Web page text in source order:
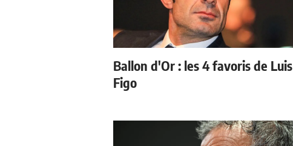
Ballon d'Or : les 4 favoris de Luis
Figo